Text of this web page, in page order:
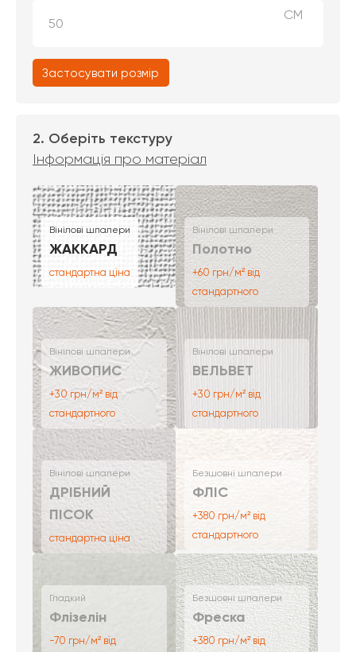
СМ
Застосувати розмір
2. Оберіть текстуру
Інформація про матеріал
Вінілові шпалери
ЖАККАРД
стандартна ціна
Вінілові шпалери
Полотно
+60 грн/м² від
стандартного
Вінілові шпалери
ЖИВОПИС
+30 грн/м² від
стандартного
Вінілові шпалери
ВЕЛЬВЕТ
+30 грн/м² від
стандартного
Вінілові шпалери
ДРІБНИЙ
ПІСОК
стандартна ціна
Безшовні шпалери
ФЛІС
+380 грн/м² від
стандартного
Гладкий
Флізелін
-70 грн/м² від
Безшовні шпалери
Фреска
+380 грн/м² від